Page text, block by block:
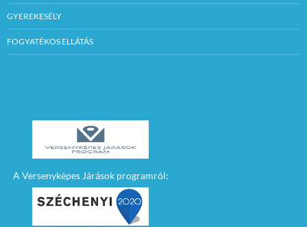
GYEREKESÉLY
FOGYATÉKOS ELLÁTÁS
A Versenyképes Járások programról: